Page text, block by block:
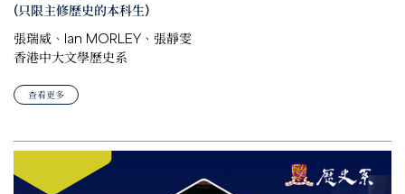
(只限主修歷史的本科生)
張瑞威、Ian MORLEY、張靜雯
香港中大文學歷史系
查看更多